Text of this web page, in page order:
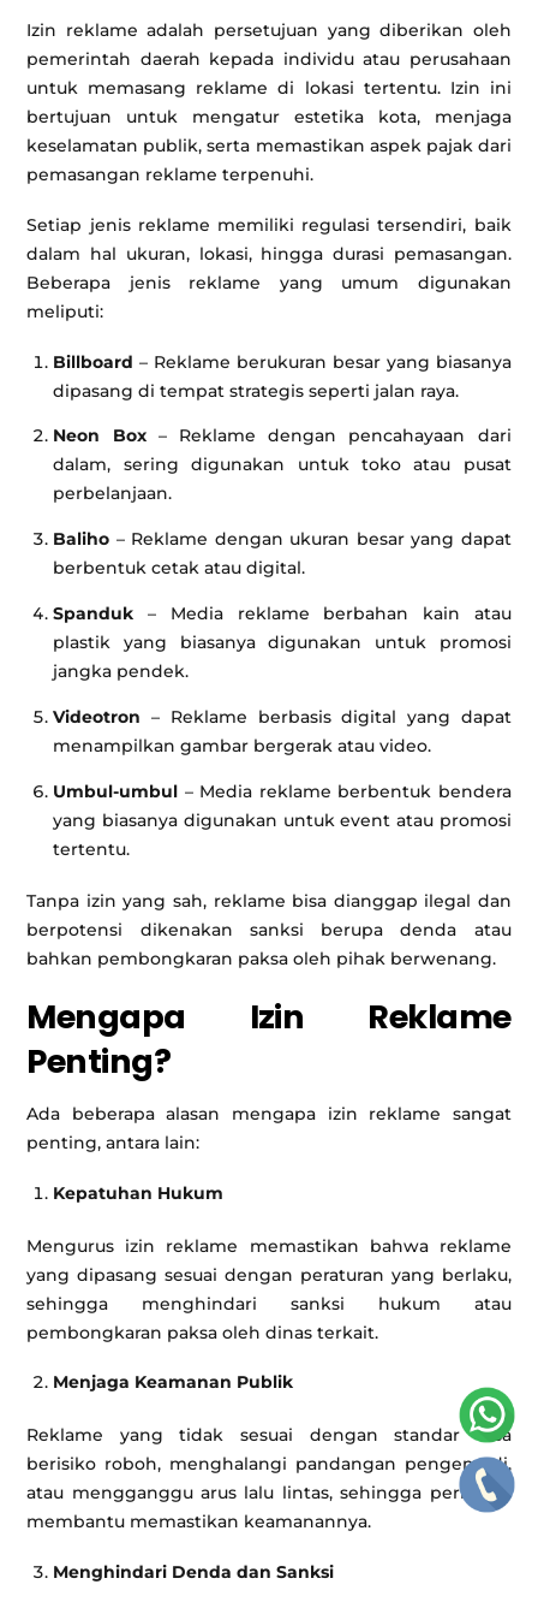
Izin reklame adalah persetujuan yang diberikan oleh
pemerintah daerah kepada individu atau perusahaan
untuk memasang reklame di lokasi tertentu. Izin ini
bertujuan untuk mengatur estetika kota, menjaga
keselamatan publik, serta memastikan aspek pajak dari
pemasangan reklame terpenuhi.
Setiap jenis reklame memiliki regulasi tersendiri, baik
dalam hal ukuran, lokasi, hingga durasi pemasangan.
Beberapa jenis reklame yang umum digunakan
meliputi:
Billboard – Reklame berukuran besar yang biasanya
dipasang di tempat strategis seperti jalan raya.
Neon Box– Reklame dengan pencahayaan dari
dalam, sering digunakan untuk toko atau pusat
perbelanjaan.
Baliho – Reklame dengan ukuran besar yang dapat
berbentuk cetak atau digital.
Spanduk – Media reklame berbahan kain atau
plastik yang biasanya digunakan untuk promosi
jangka pendek.
Videotron – Reklame berbasis digital yang dapat
menampilkan gambar bergerak atau video.
Umbul-umbul – Media reklame berbentuk bendera
yang biasanya digunakan untuk event atau promosi
tertentu.
Tanpa izin yang sah, reklame bisa dianggap ilegal dan
berpotensi dikenakan sanksi berupa denda atau
bahkan pembongkaran paksa oleh pihak berwenang.
Mengapa Izin Reklame
Penting?
Ada beberapa alasan mengapa izin reklame sangat
penting, antara lain:
Kepatuhan Hukum
Mengurus izin reklame memastikan bahwa reklame
yang dipasang sesuai dengan peraturan yang berlaku,
sehingga menghindari sanksi hukum atau
pembongkaran paksa oleh dinas terkait.
Menjaga Keamanan Publik
Reklame yang tidak sesuai dengan standar bisa
berisiko roboh, menghalangi pandangan pengemudi,
atau mengganggu arus lalu lintas, sehingga perizinan
membantu memastikan keamanannya.
Menghindari Denda dan Sanksi